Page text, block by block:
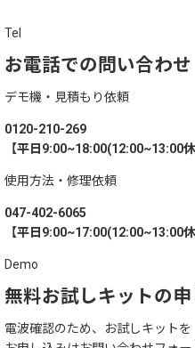
Tel
お電話での問い合わせ
デモ機・見積もり依頼
0120-210-269
【平日9:00~18:00(12:00~13:00休
使用方法・修理依頼
047-402-6065
【平日9:00~17:00(12:00~13:00休
Demo
無料お試しキットの
電波確認のため、お試しキットを